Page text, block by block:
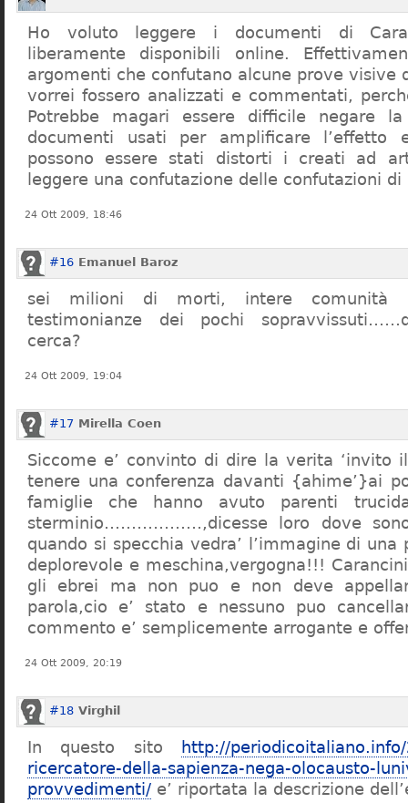
Ho voluto leggere i documenti di
liberamente disponibili online.
argomenti che confutano alcune prove visive
vorrei fossero analizzati e commentati,
Potrebbe magari essere difficile negare
documenti usati per amplificare l’effetto
possono essere stati distorti i creati ad
leggere una confutazione delle confutazioni di
24 Ott 2009, 18:46
#16 Emanuel Baroz
sei milioni di morti, intere comunità
testimonianze dei pochi
cerca?
24 Ott 2009, 19:04
#17 Mirella Coen
Siccome e’ convinto di dire la verita ‘invito
tenere una conferenza davanti {ahime’}ai
famiglie che hanno avuto parenti
sterminio………………,dicesse loro dove
quando si specchia vedra’ l’immagine di una
deplorevole e meschina,vergogna!!!
gli ebrei ma non puo e non deve
parola,cio e’ stato e nessuno puo
commento e’ semplicemente arrogante e
24 Ott 2009, 20:19
#18 Virghil
In questo sito
http://
ricercatore-della-sapienza-nega-olocausto-
provvedimenti/ e’ riportata la descrizione